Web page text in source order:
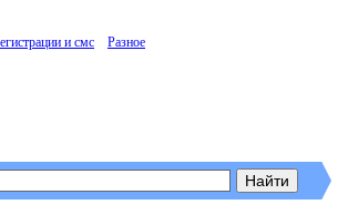
и смс Разное